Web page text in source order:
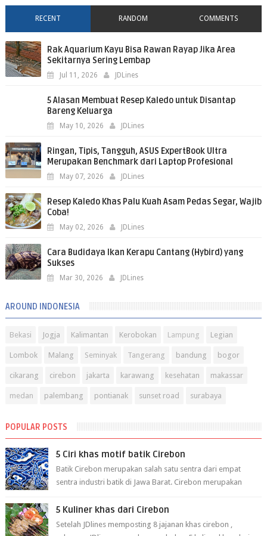
RECENT RANDOM COMMENTS
Rak Aquarium Kayu Bisa Rawan Rayap Jika Area
Sekitarnya Sering Lembap
Jul 11, 2026 JDLines
5 Alasan Membuat Resep Kaledo untuk Disantap
Bareng Keluarga
May 10, 2026 JDLines
Ringan, Tipis, Tangguh, ASUS ExpertBook Ultra
Merupakan Benchmark dari Laptop Profesional
May 07, 2026 JDLines
Resep Kaledo Khas Palu Kuah Asam Pedas Segar, Wajib
Coba!
May 02, 2026 JDLines
Cara Budidaya Ikan Kerapu Cantang (Hybird) yang
Sukses
Mar 30, 2026 JDLines
AROUND INDONESIA
Bekasi Jogja Kalimantan Kerobokan Lampung Legian
Lombok Malang Seminyak Tangerang bandung bogor
cikarang cirebon jakarta karawang kesehatan makassar
medan palembang pontianak sunset road surabaya
POPULAR POSTS
5 Ciri khas motif batik Cirebon
Batik Cirebon merupakan salah satu sentra dari empat
sentra industri batik di Jawa Barat. Cirebon merupakan
5 Kuliner khas dari Cirebon
Setelah JDlines memposting 8 jajanan khas cirebon ,